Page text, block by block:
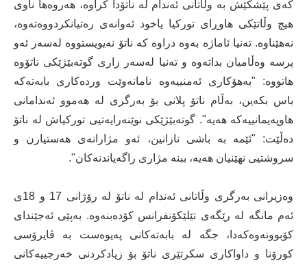
کەی پێشکێش بە وڵاتانی ئەندام لە ناتۆدا کراوە، هەروەها ناوی
هیچ وڵاتێکی هاوڕای تورکیا یاخود ئەوانەی رەتیانکردووەتەوە،
نەهێناوە. تەنیا ئاماژە بەوە دراوە کە ناتۆ نەیویستووە لەسەر ئەو
پرسە وەڵامیان بداتەوە و تەنیا لەسەر زاری گوتەبێژێکی ناتۆوە
هاتووە: "بەهۆکاری ئەمنییەوە نامانەوێت وردەکاری بابەتەکە
باس بکەین، بەڵام ناتۆ پلانی بۆ بەرگری لە هەموو ئەندامانی
هاوپەیمانییەکە هەیە". گوتەبێژێکی نوێنەرایەتیی تورکیاش لە ناتۆ
دەڵێت: "ئێمە بە باشی نازانین، ئەو مژارانەی هەستیارن و
سروشتیی نهێنیان هەیە، ببنە مژاری راگەیاندنەکان".
وەزیرانی بەرگری وڵاتانی ئەندام لە ناتۆ لە رۆژانی 17 و 18ی
ئەم مانگە لە رێگەی تێلێکۆنفرانس کۆدەبنەوە. بەپێی ئەجێندای
کۆبوونەوەکەدا، جگە لە بابەتەکانی پەیوەست بە ڤایرۆسی
کورۆنا و داواکاری سکرتێری ناتۆ بۆ زیادکردنی خەرجییەکانی